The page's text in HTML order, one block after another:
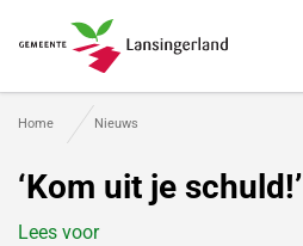
Home Nieuws
‘Kom uit je schuld!’
Lees voor